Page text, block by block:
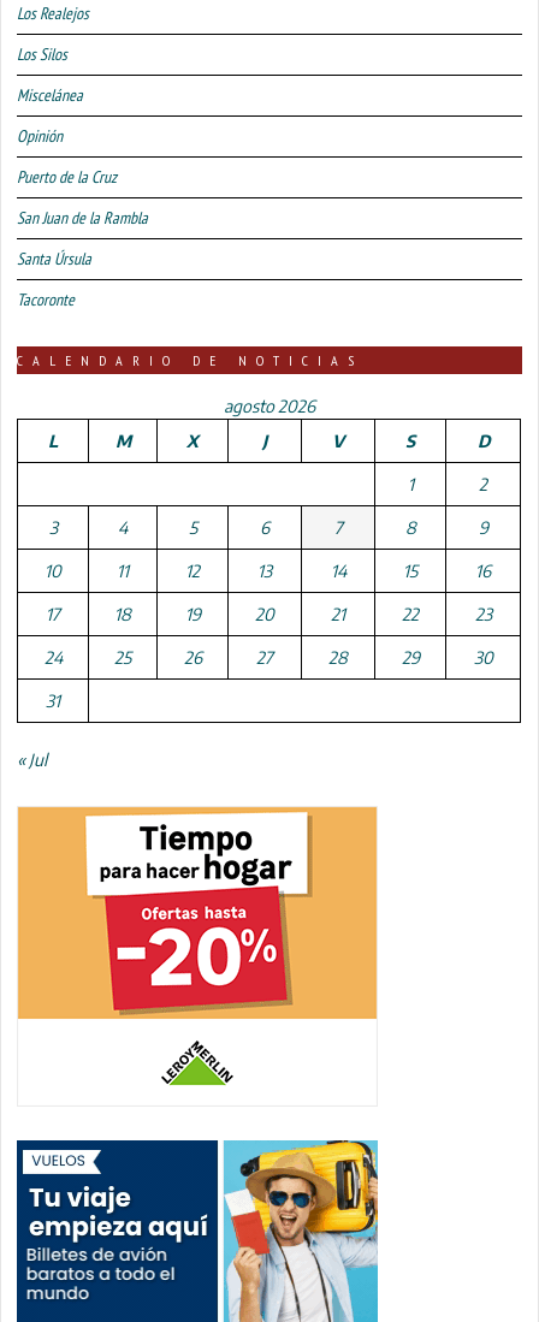
Los Realejos
Los Silos
Miscelánea
Opinión
Puerto de la Cruz
San Juan de la Rambla
Santa Úrsula
Tacoronte
CALENDARIO DE NOTICIAS
agosto 2026
L
M X J V S D
1 2
3 4 5 6 7 8 9
10 11 12 13 14 15 16
17 18 19 20 21 22 23
24 25 26 27 28 29 30
31
« Jul